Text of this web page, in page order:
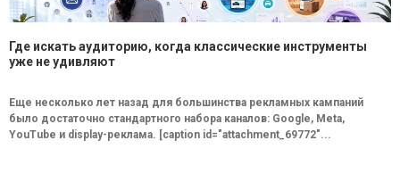
Где искать аудиторию, когда классические инструменты
уже не удивляют
Еще несколько лет назад для большинства рекламных кампаний
было достаточно стандартного набора каналов: Google, Meta,
YouTube и display-реклама. [caption id="attachment_69772"...